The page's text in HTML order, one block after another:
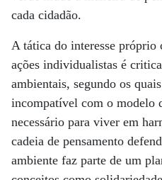
cada cidadão.
A tática do interesse próprio
ações individualistas é
ambientais, segundo os
incompatível com o modelo
necessário para viver em
cadeia de pensamento
ambiente faz parte de um